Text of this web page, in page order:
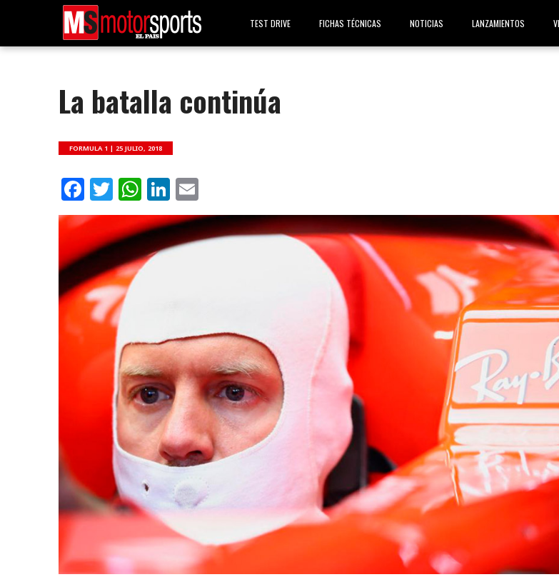
TEST DRIVE FICHAS TÉCNICAS NOTICIAS LANZAMIENTOS
La batalla continúa
FORMULA 1 |25 JULIO, 2018
Facebook
Twitter
WhatsApp
LinkedIn